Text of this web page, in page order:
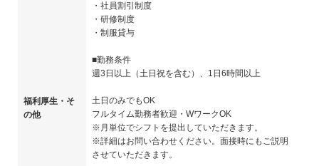
福利厚生・そ
の他
・社員割引制度
・研修制度
・制服貸与
■勤務条件
週3日以上（土日祝を含む）、1日6時間以上
土日のみでもOK
フルタイム勤務者歓迎・WワークOK
※月単位でシフトを提出していただきます。
※詳細はお問い合わせください。面接時にもご説明
させていただきます。